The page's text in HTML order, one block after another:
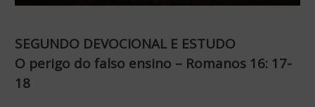
SEGUNDO DEVOCIONAL E ESTUDO
O perigo do falso ensino – Romanos 16: 17-
18